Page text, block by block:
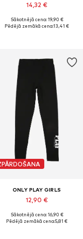
14,32 €
Sākotnējā cena: 19,90 €
Pēdējā zemākā cena:13,41 €
ONLY PLAY GIRLS
12,90 €
Pieejamie izmēri: 146-152
Sākotnējā cena: 16,90 €
Pēdējā zemākā cena:5,81 €